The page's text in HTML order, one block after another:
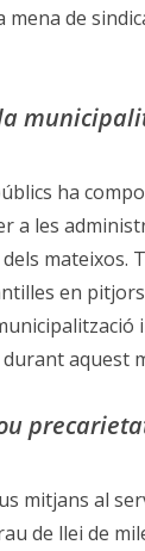
de
ha
a les
mateixos.
en
aquest
mitjans al
de llei de